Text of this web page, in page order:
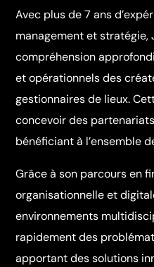
Avec plus de 7 ans
management et stratégie,
compréhension
et opérationnels des
gestionnaires de lieux.
concevoir des
bénéficiant à l’ensemble
Grâce à son parcours en
organisationnelle et
environnements
rapidement des
apportant des solutions